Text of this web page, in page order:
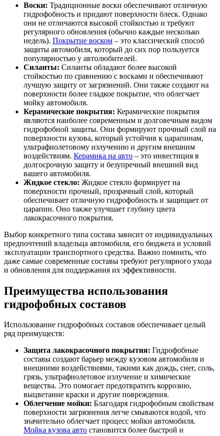
Воски: Традиционные воски обеспечивают отличную
гидрофобность и придают поверхности блеск. Однако
они не отличаются высокой стойкостью и требуют
регулярного обновления (обычно каждые несколько
недель). Покрытие воском – это классический способ
защиты автомобиля, который до сих пор пользуется
популярностью у автолюбителей.
Силанты: Силанты обладают более высокой
стойкостью по сравнению с восками и обеспечивают
лучшую защиту от загрязнений. Они также создают на
поверхности более гладкое покрытие, что облегчает
мойку автомобиля.
Керамические покрытия: Керамические покрытия
являются наиболее современным и долговечным видом
гидрофобной защиты. Они формируют прочный слой на
поверхности кузова, который устойчив к царапинам,
ультрафиолетовому излучению и другим внешним
воздействиям. Керамика на авто – это инвестиция в
долгосрочную защиту и безупречный внешний вид
вашего автомобиля.
Жидкое стекло: Жидкое стекло формирует на
поверхности прочный, прозрачный слой, который
обеспечивает отличную гидрофобность и защищает от
царапин. Оно также улучшает глубину цвета
лакокрасочного покрытия.
Выбор конкретного типа состава зависит от индивидуальных
предпочтений владельца автомобиля, его бюджета и условий
эксплуатации транспортного средства. Важно помнить, что
даже самые современные составы требуют регулярного ухода
и обновления для поддержания их эффективности.
Преимущества использования
гидрофобных составов
Использование гидрофобных составов обеспечивает целый
ряд преимуществ:
Защита лакокрасочного покрытия: Гидрофобные
составы создают барьер между кузовом автомобиля и
внешними воздействиями, такими как дождь, снег, соль,
грязь, ультрафиолетовое излучение и химические
вещества. Это помогает предотвратить коррозию,
выцветание краски и другие повреждения.
Облегчение мойки: Благодаря гидрофобным свойствам
поверхности загрязнения легче смываются водой, что
значительно облегчает процесс мойки автомобиля.
Мойка кузова авто становится более быстрой и